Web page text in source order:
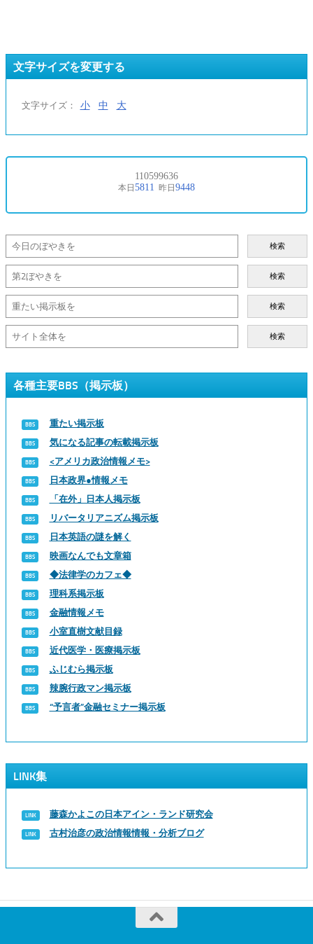
文字サイズを変更する
文字サイズ： 小 中 大
検索
検索
検索
検索
各種主要BBS（掲示板）
重たい掲示板
気になる記事の転載掲示板
<アメリカ政治情報メモ>
日本政界●情報メモ
「在外」日本人掲示板
リバータリアニズム掲示板
日本英語の謎を解く
映画なんでも文章箱
◆法律学のカフェ◆
理科系掲示板
金融情報メモ
小室直樹文献目録
近代医学・医療掲示板
ふじむら掲示板
辣腕行政マン掲示板
“予言者”金融セミナー掲示板
LINK集
藤森かよこの日本アイン・ランド研究会
古村治彦の政治情報情報・分析ブログ